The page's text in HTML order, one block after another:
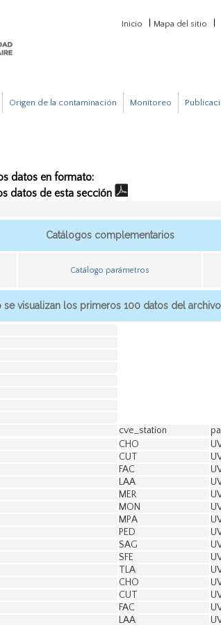
Inicio Mapa del sitio
Origen de la contaminación Monitoreo
datos en formato:
datos de esta sección
Catálogos complementarios
Catálogo parámetros
se visualizan los primeros 100 datos del
cve_station
CHO
CUT
FAC
LAA
MER
MON
MPA
PED
SAG
SFE
TLA
CHO
CUT
FAC
LAA